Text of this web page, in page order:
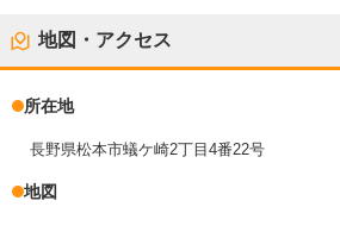
地図・アクセス
所在地
長野県松本市蟻ケ崎2丁目4番22号
地図